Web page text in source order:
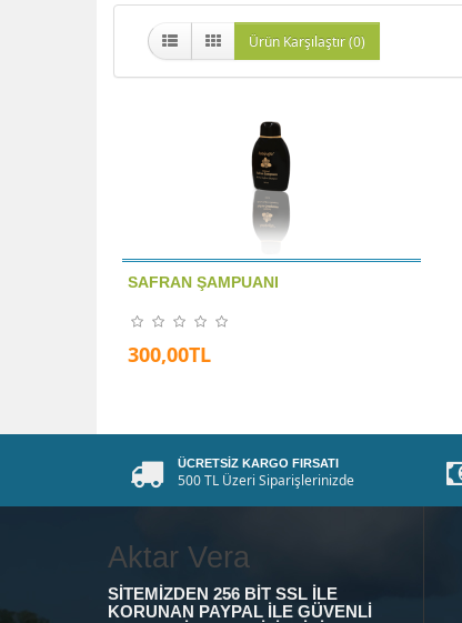
Ürün Karşılaştır (0)
SAFRAN ŞAMPUANI
300,00TL
ÜCRETSIZ KARGO FIRSATI
500 TL Üzeri Siparişlerinizde
Aktar Vera
SITEMIZDEN 256 BIT SSL ILE
KORUNAN PAYPAL ILE GÜVENLI